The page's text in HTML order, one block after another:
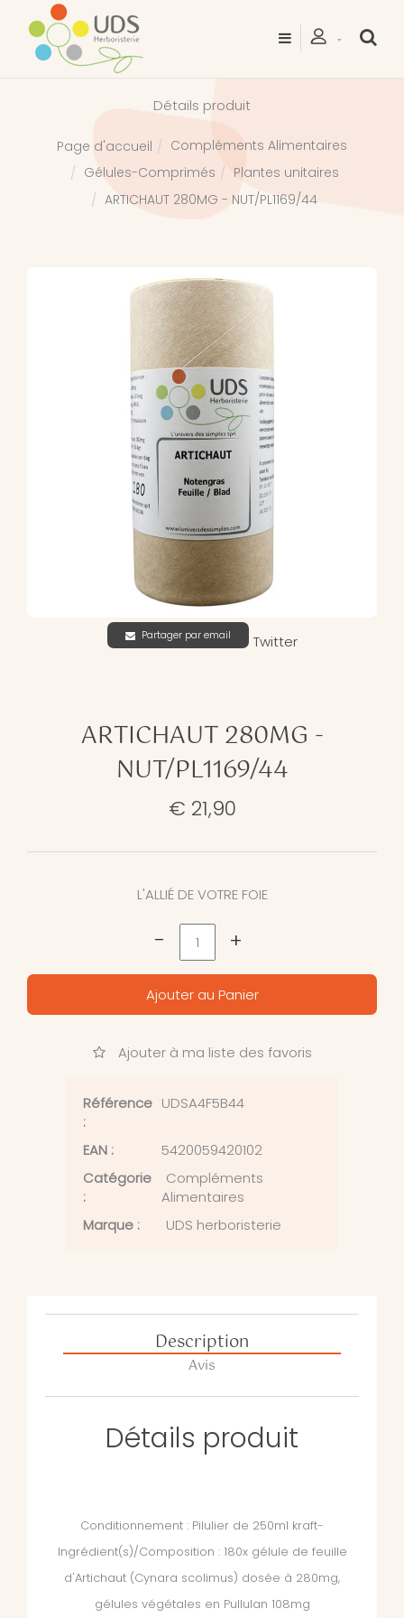
Détails produit
Page d'accueil
Compléments Alimentaires
Gélules-Comprimés
Plantes unitaires
ARTICHAUT 280MG - NUT/PL1169/44
Partager par email Twitter
ARTICHAUT 280MG -
NUT/PL1169/44
€ 21,90
L'ALLIÉ DE VOTRE FOIE
- +
Ajouter au Panier
Ajouter à ma liste des favoris
Référence
:
UDSA4F5B44
EAN :
5420059420102
Catégorie
:
Compléments
Alimentaires
Marque :
UDS herboristerie
Description
Avis
Détails produit
Conditionnement : Pilulier de 250ml kraft-
Ingrédient(s)/Composition : 180x gélule de feuille
d'Artichaut (Cynara scolimus) dosée à 280mg,
gélules végétales en Pullulan 108mg